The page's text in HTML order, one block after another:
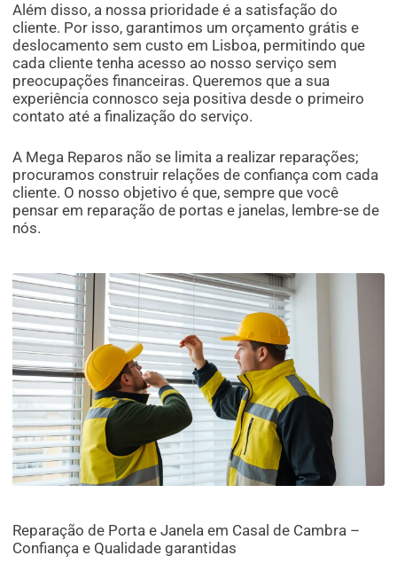
Além disso, a nossa prioridade é a satisfação do
cliente. Por isso, garantimos um orçamento grátis e
deslocamento sem custo em Lisboa, permitindo que
cada cliente tenha acesso ao nosso serviço sem
preocupações financeiras. Queremos que a sua
experiência connosco seja positiva desde o primeiro
contato até a finalização do serviço.
A Mega Reparos não se limita a realizar reparações;
procuramos construir relações de confiança com cada
cliente. O nosso objetivo é que, sempre que você
pensar em reparação de portas e janelas, lembre-se de
nós.
Reparação de Porta e Janela em Casal de Cambra –
Confiança e Qualidade garantidas